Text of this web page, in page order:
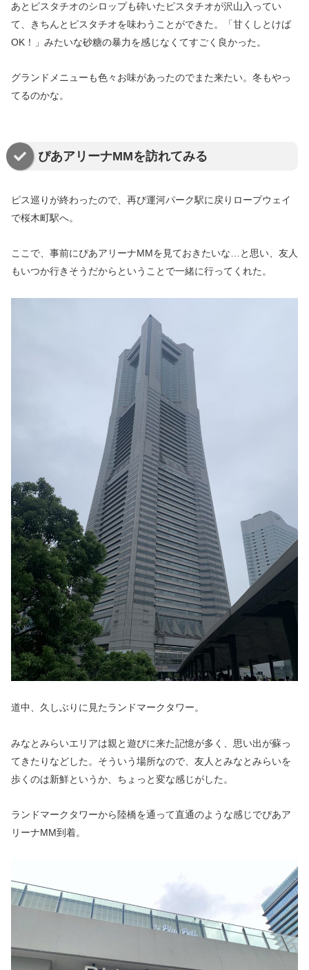
あとピスタチオのシロップも砕いたピスタチオが沢山入ってい
て、きちんとピスタチオを味わうことができた。「甘くしとけば
OK！」みたいな砂糖の暴力を感じなくてすごく良かった。
グランドメニューも色々お味があったのでまた来たい。冬もやっ
てるのかな。
ぴあアリーナMMを訪れてみる
ピス巡りが終わったので、再び運河パーク駅に戻りロープウェイ
で桜木町駅へ。
ここで、事前にぴあアリーナMMを見ておきたいな…と思い、友人
もいつか行きそうだからということで一緒に行ってくれた。
道中、久しぶりに見たランドマークタワー。
みなとみらいエリアは親と遊びに来た記憶が多く、思い出が蘇っ
てきたりなどした。そういう場所なので、友人とみなとみらいを
歩くのは新鮮というか、ちょっと変な感じがした。
ランドマークタワーから陸橋を通って直通のような感じでぴあア
リーナMM到着。